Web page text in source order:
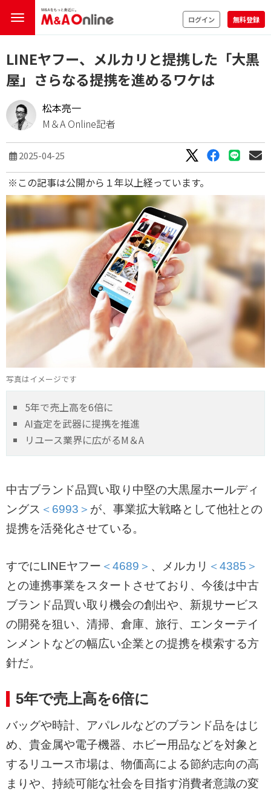
ログイン 無料登録
LINEヤフー、メルカリと提携した「大黒
屋」さらなる提携を進めるワケは
松本亮一
M＆A Online記者
2025-04-25
※この記事は公開から１年以上経っています。
写真はイメージです
5年で売上高を6倍に
AI査定を武器に提携を推進
リユース業界に広がるM＆A
中古ブランド品買い取り中堅の大黒屋ホールディ
ングス ＜6993＞ が、事業拡大戦略として他社との
提携を活発化させている。
すでにLINEヤフー ＜4689＞ 、メルカリ ＜4385＞
との連携事業をスタートさせており、今後は中古
ブランド品買い取り機会の創出や、新規サービス
の開発を狙い、清掃、倉庫、旅行、エンターテイ
ンメントなどの幅広い企業との提携を模索する方
針だ。
5年で売上高を6倍に
バッグや時計、アパレルなどのブランド品をはじ
め、貴金属や電子機器、ホビー用品などを対象と
するリユース市場は、物価高による節約志向の高
まりや、持続可能な社会を目指す消費者意識の変